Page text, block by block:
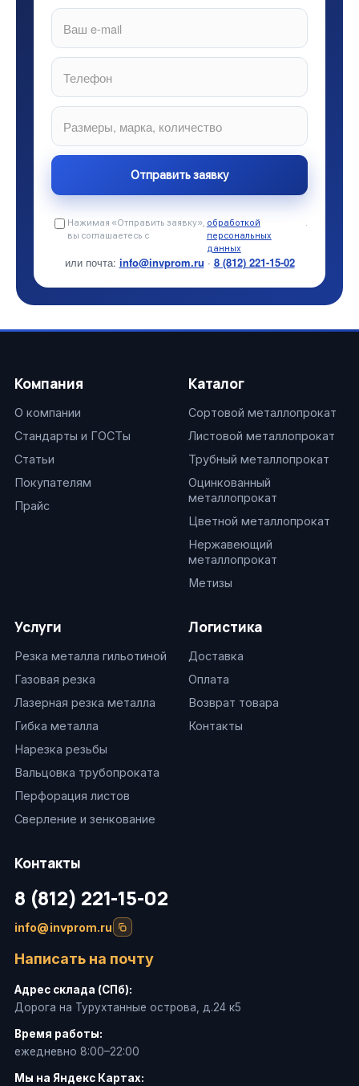
Нажимая «Отправить заявку»,
вы соглашаетесь с
обработкой
персональных
данных
.
или почта: info@invprom.ru · 8 (812) 221-15-02
Компания
О компании
Стандарты и ГОСТы
Статьи
Покупателям
Прайс
Каталог
Сортовой металлопрокат
Листовой металлопрокат
Трубный металлопрокат
Оцинкованный
металлопрокат
Цветной металлопрокат
Нержавеющий
металлопрокат
Метизы
Услуги
Резка металла гильотиной
Газовая резка
Лазерная резка металла
Гибка металла
Нарезка резьбы
Вальцовка трубопроката
Перфорация листов
Сверление и зенкование
Логистика
Доставка
Оплата
Возврат товара
Контакты
Контакты
8 (812) 221-15-02
info@invprom.ru
Написать на почту
Адрес склада (СПб):
Дорога на Турухтанные острова, д.24 к5
Время работы:
ежедневно 8:00–22:00
Мы на Яндекс Картах: